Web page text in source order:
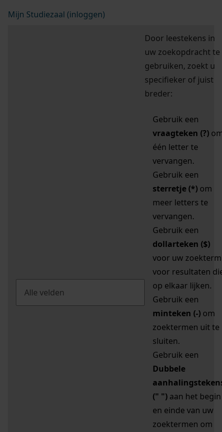
Mijn Studiezaal (inloggen)
Door leestekens in
uw zoekopdracht te
gebruiken, zoekt u
specifieker of juist
breder:
Gebruik een
vraagteken (?)
één letter te
vervangen.
Gebruik een
sterretje (*) om
meer letters te
vervangen.
Gebruik een
dollarteken ($)
voor uw zoekterm
voor resultaten
op elkaar lijken.
Gebruik een
minteken (-) om
zoektermen uit te
sluiten.
Gebruik een
Dubbele
(" ") aan het begin
en einde van uw
zoektermen om